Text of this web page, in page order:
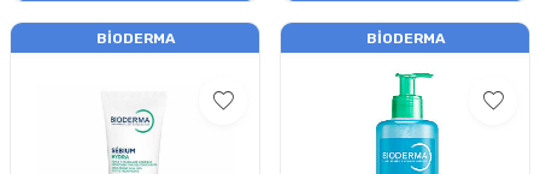
BIODERMA BIODERMA